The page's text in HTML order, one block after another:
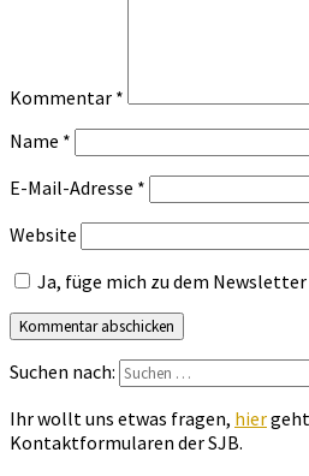
Kommentar *
Name *
E-Mail-Adresse *
Website
Ja, füge mich zu dem
Suchen nach:
Ihr wollt uns etwas fragen, hier
Kontaktformularen der SJB.